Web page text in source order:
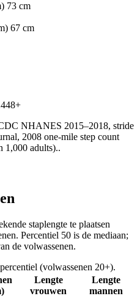
73 cm
67 cm
NHANES 2015–2018, stride
2008 one-mile step count
1,000 adults)..
staplengte te plaatsen
Percentiel 50 is de mediaan;
de volwassenen.
(volwassenen 20+).
Lengte
vrouwen
Lengte
mannen